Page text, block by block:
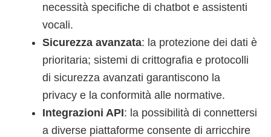
necessità specifiche di chatbot e assistenti
vocali.
Sicurezza avanzata: la protezione dei dati è
prioritaria; sistemi di crittografia e protocolli
di sicurezza avanzati garantiscono la
privacy e la conformità alle normative.
Integrazioni API: la possibilità di connettersi
a diverse piattaforme consente di arricchire